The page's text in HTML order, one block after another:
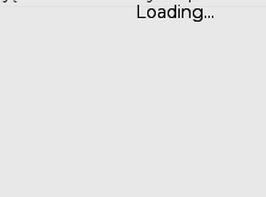
Loading...
Loading...